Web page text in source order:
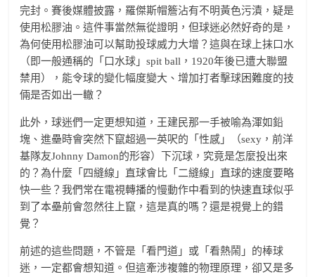
完封。賽後媒體披露，羅傑斯帽簷沾有不明黃色污漬，疑是
使用松膠油。這件事當然無從證明，但球迷必然好奇的是，
為何使用松膠油可以幫助投球威力大增？這與在球上抹口水
（即一般通稱的「口水球」spit ball，1920年後已遭大聯盟
禁用），能令球的變化幅度變大、增加打者擊球困難度的技
倆是否如出一轍？
此外，球迷們一定更想知道，王建民那一手被喻為渾如鉛
塊、進壘時會突然下竄超過一英呎的「性感」（sexy，前洋
基隊友Johnny Damon的形容）下沉球，究竟是怎麼投出來
的？為什麼「四縫線」直球會比「二縫線」直球的速度要略
快一些？我們常在電視轉播的慢動作中看到的快速直球似乎
到了本壘前會忽然往上竄，這是真的嗎？還是視覺上的錯
覺？
前述的這些問題，不管是「看門道」或「看熱鬧」的棒球
迷，一定都會想知道。但這牽涉複雜的物理原理，卻又是多